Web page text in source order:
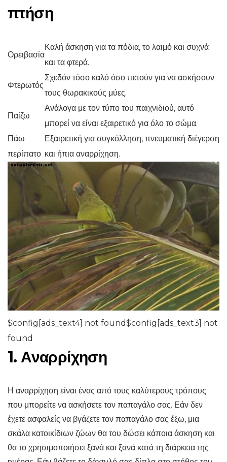
πτήση
Ορειβασία
Καλή άσκηση για τα πόδια, το λαιμό και συχνά
και τα φτερά.
Φτερωτός
Σχεδόν τόσο καλό όσο πετούν για να ασκήσουν
τους θωρακικούς μύες.
Παίζω
Ανάλογα με τον τύπο του παιχνιδιού, αυτό
μπορεί να είναι εξαιρετικό για όλο το σώμα.
Πάω
περίπατο
Εξαιρετική για συγκόλληση, πνευματική διέγερση
και ήπια αναρρίχηση.
$config[ads_text4] not found$config[ads_text3] not
found
1. Αναρρίχηση
Η αναρρίχηση είναι ένας από τους καλύτερους τρόπους
που μπορείτε να ασκήσετε τον παπαγάλο σας. Εάν δεν
έχετε ασφαλείς να βγάζετε τον παπαγάλο σας έξω, μια
σκάλα κατοικίδιων ζώων θα του δώσει κάποια άσκηση και
θα το χρησιμοποιήσει ξανά και ξανά κατά τη διάρκεια της